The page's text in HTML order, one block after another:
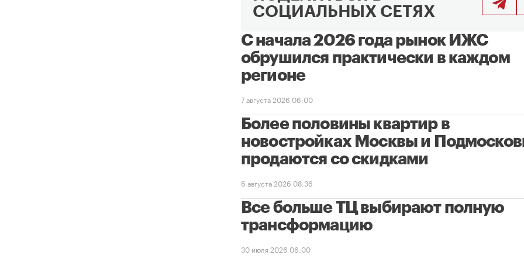
СОЦИАЛЬНЫХ СЕТЯХ
С начала 2026 года рынок ИЖС
обрушился практически в каждом
регионе
7 августа 2026 06:00
Более половины квартир в
новостройках Москвы и
продаются со скидками
6 августа 2026 08:36
Все больше ТЦ выбирают полную
трансформацию
30 июля 2026 06:00